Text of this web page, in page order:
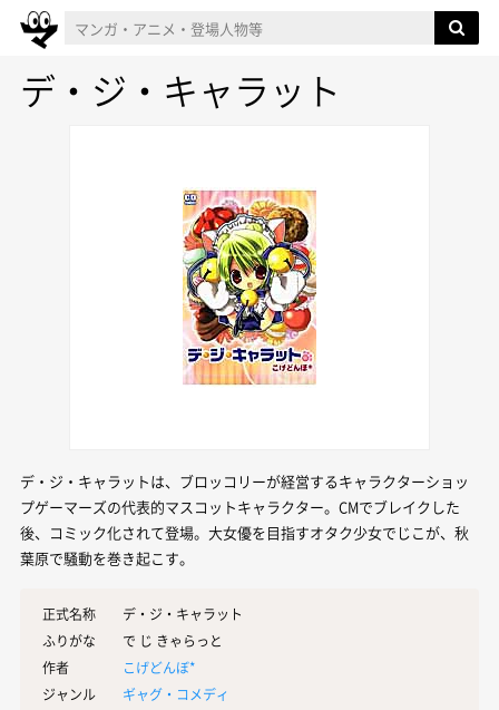
デ・ジ・キャラット
デ・ジ・キャラットは、ブロッコリーが経営するキャラクターショッ
プゲーマーズの代表的マスコットキャラクター。CMでブレイクした
後、コミック化されて登場。大女優を目指すオタク少女でじこが、秋
葉原で騒動を巻き起こす。
正式名称
デ・ジ・キャラット
ふりがな
で じ きゃらっと
作者
こげどんぼ*
ジャンル
ギャグ・コメディ